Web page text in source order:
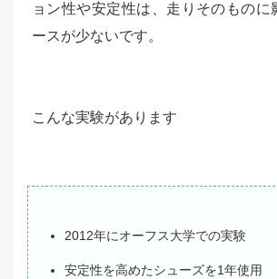
ョン性や安定性は、走りそのものに
ースが少ないです。
こんな実験があります
2012年にオーフス大学での実験
安定性を高めたシューズを1年使用